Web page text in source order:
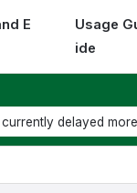
E
Usage
ide
delayed